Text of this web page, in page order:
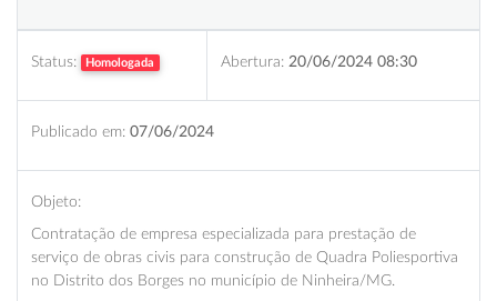
Status: Homologada Abertura: 20/06/2024 08:30
Publicado em: 07/06/2024
Objeto:
Contratação de empresa especializada para prestação de
serviço de obras civis para construção de Quadra Poliesportiva
no Distrito dos Borges no município de Ninheira/MG.